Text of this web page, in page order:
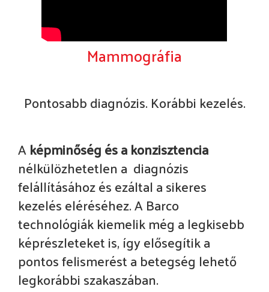
Mammográfia
Pontosabb diagnózis. Korábbi kezelés.
Aképminőség és a konzisztencia
nélkülözhetetlen a diagnózis
felállításához és ezáltal a sikeres
kezelés eléréséhez. A Barco
technológiák kiemelik még a legkisebb
képrészleteket is, így elősegítik a
pontos felismerést a betegség lehető
legkorábbi szakaszában.